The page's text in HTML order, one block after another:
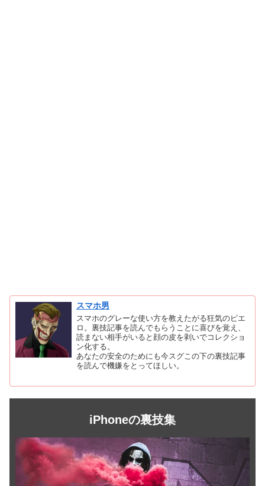
スマホ男
スマホのグレーな使い方を教えたがる狂気のピエ
ロ。裏技記事を読んでもらうことに喜びを覚え、
読まない相手がいると顔の皮を剥いでコレクショ
ン化する。
あなたの安全のためにも今スグこの下の裏技記事
を読んで機嫌をとってほしい。
iPhoneの裏技集